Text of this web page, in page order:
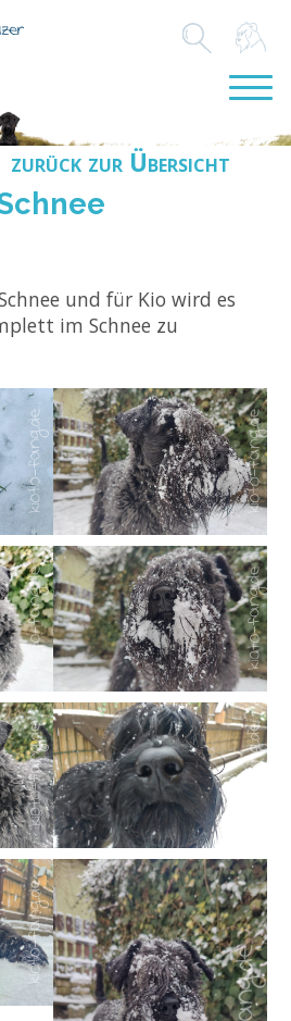
zurück zur Übersicht
und für Kio wird es
im Schnee zu